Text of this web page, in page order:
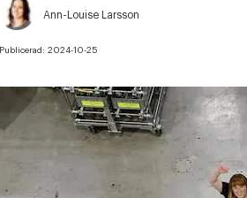
Ann-Louise Larsson
Publicerad: 2024-10-25